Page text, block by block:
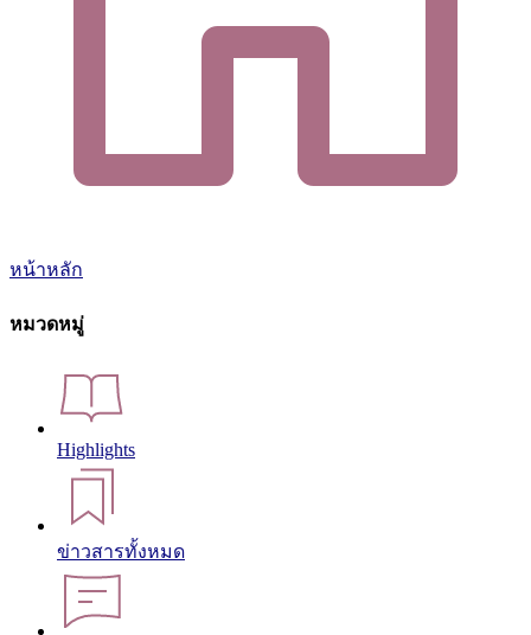
หน้าหลัก
หมวดหมู่
Highlights
ข่าวสารทั้งหมด